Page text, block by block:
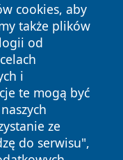
cookies, aby
także plików
od
i
te mogą być
ze
do serwisu",
prawa